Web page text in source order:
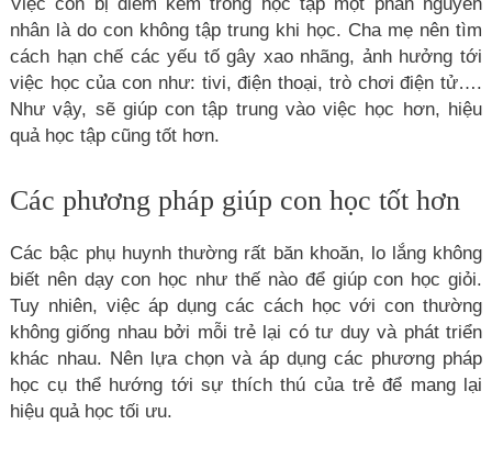
Việc con bị điểm kém trong học tập một phần nguyên
nhân là do con không tập trung khi học. Cha mẹ nên tìm
cách hạn chế các yếu tố gây xao nhãng, ảnh hưởng tới
việc học của con như: tivi, điện thoại, trò chơi điện tử….
Như vậy, sẽ giúp con tập trung vào việc học hơn, hiệu
quả học tập cũng tốt hơn.
Các phương pháp giúp con học tốt hơn
Các bậc phụ huynh thường rất băn khoăn, lo lắng không
biết nên dạy con học như thế nào để giúp con học giỏi.
Tuy nhiên, việc áp dụng các cách học với con thường
không giống nhau bởi mỗi trẻ lại có tư duy và phát triển
khác nhau. Nên lựa chọn và áp dụng các phương pháp
học cụ thể hướng tới sự thích thú của trẻ để mang lại
hiệu quả học tối ưu.